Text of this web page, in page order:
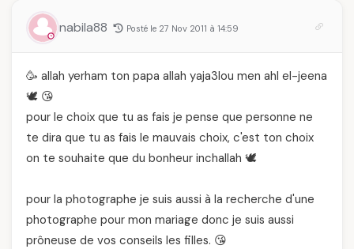
nabila88 Posté le 27 Nov 2011 à 14:59
🥳 allah yerham ton papa allah yaja3lou men ahl el-jeena
🕊️ 😘
pour le choix que tu as fais je pense que personne ne
te dira que tu as fais le mauvais choix, c'est ton choix
on te souhaite que du bonheur inchallah 🕊️
pour la photographe je suis aussi à la recherche d'une
photographe pour mon mariage donc je suis aussi
prôneuse de vos conseils les filles. 😘